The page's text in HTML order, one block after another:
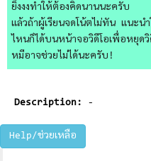
ยิ่งงงทำให้ต้องคิดนานนะครับ
แล้วถ้าผู้เรียนจดโน้ตไม่ทัน แนะน
ไหนก็ได้บนหน้าจอวิดีโอเพื่อหยุด
หมีอาจช่วยไม่ได้นะครับ!
Description: -
Help/ช่วยเหลือ